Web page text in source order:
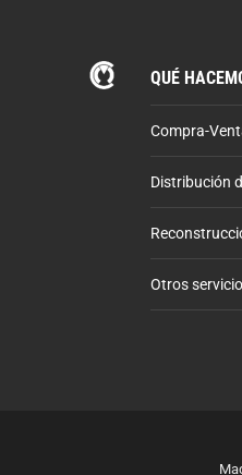
QUÉ
Compra-
Distribución
Otros